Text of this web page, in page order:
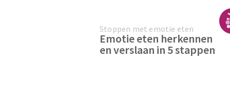
Stoppen met emotie eten
Emotie eten herkennen
en verslaan in 5 stappen